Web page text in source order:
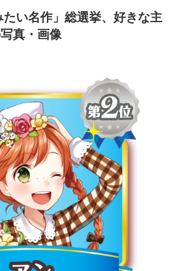
たい名作」総選挙、好きな主
真・画像